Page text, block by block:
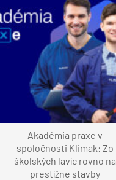
Akadémia praxe v
spoločnosti Klimak: Zo
školských lavíc rovno na
prestížne stavby